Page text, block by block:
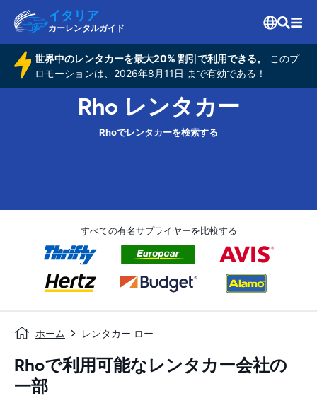
イタリア
カーレンタルガイド
世界中のレンタカーを最大20% 割引で利用できる。
このプ
ロモーションは、2026年8月11日 まで有効である！
Rho レンタカー
Rhoでレンタカーを検索する
すべての有名サプライヤーを比較する
ホーム レンタカー ロー
Rhoで利用可能なレンタカー会社の
一部